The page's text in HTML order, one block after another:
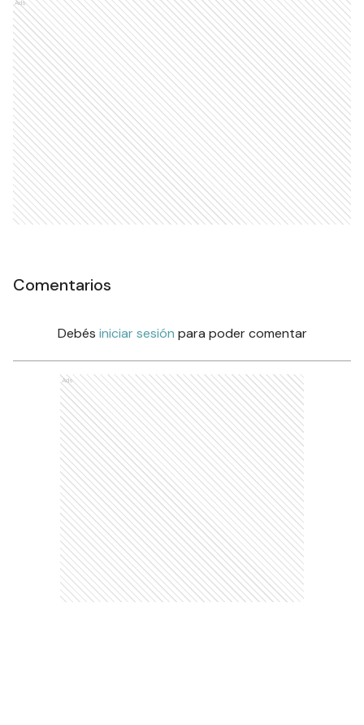
Ads
Comentarios
Debés iniciar sesión para poder comentar
Ads